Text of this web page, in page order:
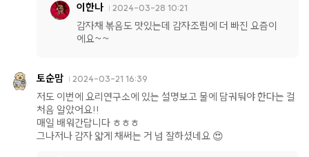
이한나 2024-03-28 10:21
감자채 볶음도 맛있는데 감자조림에 더 빠진 요즘이
에요~~
토순맘 2024-03-21 16:39
저도 이번에 요리연구소에 있는 설명보고 물에 담궈둬야 한다는 걸
처음 알았어요!!
매일 배워간답니다 ㅎㅎㅎ
그나저나 감자 얇게 채써는 거 넘 잘하셨네요 😍